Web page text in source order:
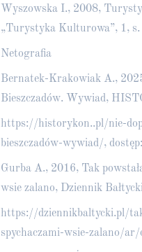
Wyszowska I., 2008,
„Turystyka Kulturowa”, 1,
Netografia
Bernatek-Krakowiak A.,
Bieszczadów. Wywiad,
https://historykon..pl/nie-
bieszczadów-wywiad/,
Gurba A., 2016, Tak
wsie zalano, Dziennik
https://dziennikbaltycki.pl/
spychaczami-wsie-zalano/